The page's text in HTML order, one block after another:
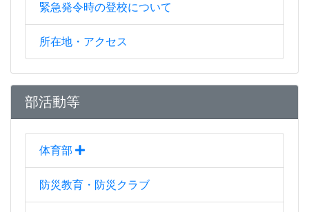
緊急発令時の登校について
所在地・アクセス
部活動等
体育部
防災教育・防災クラブ